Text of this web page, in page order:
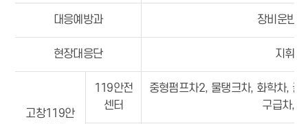
대응예방과 장비운반
현장대응단 지휘차
고창119안
119안전
센터
중형펌프차2, 물탱크차, 화학차,
구급차,